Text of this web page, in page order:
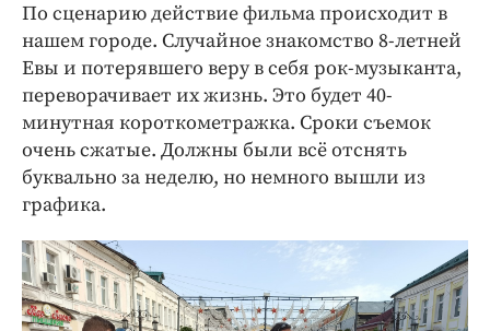
По сценарию действие фильма происходит в
нашем городе. Случайное знакомство 8-летней
Евы и потерявшего веру в себя рок-музыканта,
переворачивает их жизнь. Это будет 40-
минутная короткометражка. Сроки съемок
очень сжатые. Должны были всё отснять
буквально за неделю, но немного вышли из
графика.